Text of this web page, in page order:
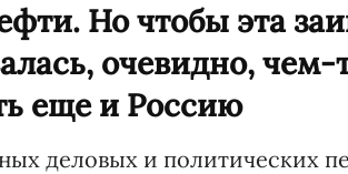
Но чтобы эта
очевидно, чем-
еще и Россию
деловых и политических